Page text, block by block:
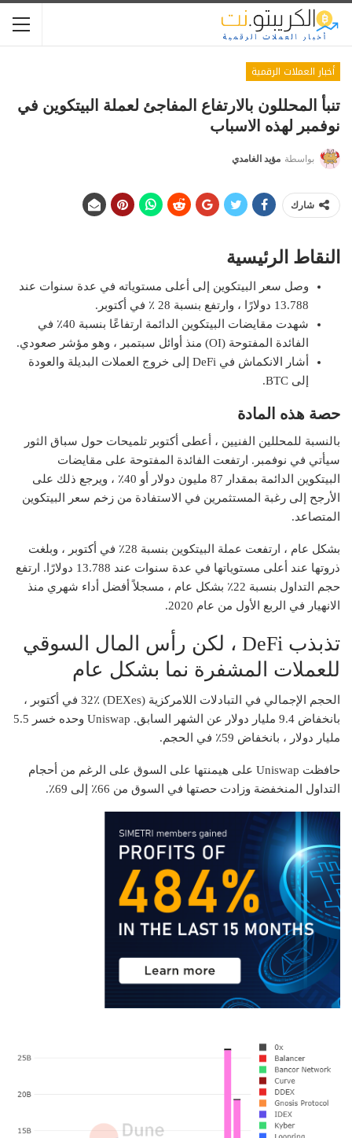
أخبار العملات الرقمية
تنبأ المحللون بالارتفاع المفاجئ لعملة البيتكوين في
نوفمبر لهذه الاسباب
بواسطة مؤيد الغامدي
شارك
النقاط الرئيسية
وصل سعر البيتكوين إلى أعلى مستوياته في عدة سنوات عند
13.788 دولارًا ، وارتفع بنسبة 28 ٪ في أكتوبر.
شهدت مقايضات البيتكوين الدائمة ارتفاعًا بنسبة 40٪ في
الفائدة المفتوحة (OI) منذ أوائل سبتمبر ، وهو مؤشر صعودي.
أشار الانكماش في DeFi إلى خروج العملات البديلة والعودة
إلى BTC.
حصة هذه المادة
بالنسبة للمحللين الفنيين ، أعطى أكتوبر تلميحات حول سباق الثور
سيأتي في نوفمبر . ارتفعت الفائدة المفتوحة على مقايضات
البيتكوين الدائمة بمقدار 87 مليون دولار أو 40٪ ، ويرجع ذلك على
الأرجح إلى رغبة المستثمرين في الاستفادة من زخم سعر البيتكوين
المتصاعد.
بشكل عام ، ارتفعت عملة البيتكوين بنسبة 28٪ في أكتوبر ، وبلغت
ذروتها عند أعلى مستوياتها في عدة سنوات عند 13.788 دولارًا. ارتفع
حجم التداول بنسبة 22٪ بشكل عام ، مسجلاً أفضل أداء شهري منذ
الانهيار في الربع الأول من عام 2020.
تذبذب DeFi ، لكن رأس المال السوقي
للعملات المشفرة نما بشكل عام
الحجم الإجمالي في التبادلات اللامركزية (DEXes
) 32٪ في أكتوبر ،
بانخفاض 9.4 مليار دولار عن الشهر السابق.
Uniswap
وحده خسر 5.5
مليار دولار ، بانخفاض 59٪ في الحجم.
حافظت Uniswap على هيمنتها على السوق على الرغم من أحجام
التداول المنخفضة وزادت حصتها في السوق من 66٪ إلى 69٪.